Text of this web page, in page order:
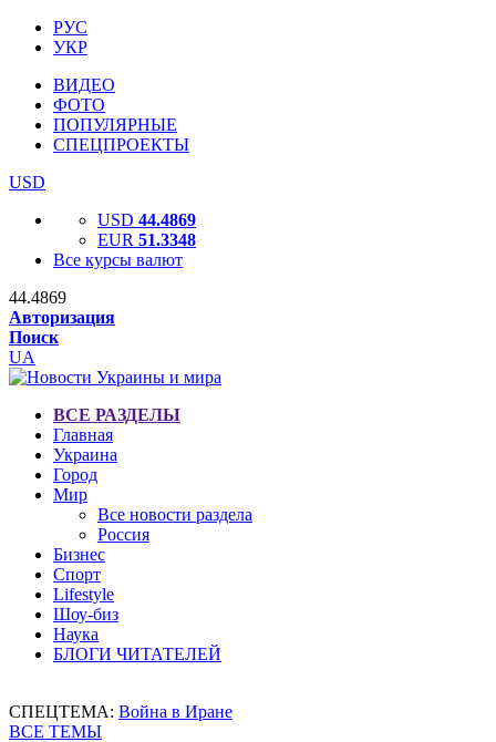
РУС
УКР
ВИДЕО
ФОТО
ПОПУЛЯРНЫЕ
СПЕЦПРОЕКТЫ
USD
USD 44.4869
EUR 51.3348
Все курсы валют
44.4869
Авторизация
Поиск
UA
ВСЕ РАЗДЕЛЫ
Главная
Украина
Город
Мир
Все новости раздела
Россия
Бизнес
Спорт
Lifestyle
Шоу-биз
Наука
БЛОГИ ЧИТАТЕЛЕЙ
СПЕЦТЕМА: Война в Иране
ВСЕ ТЕМЫ